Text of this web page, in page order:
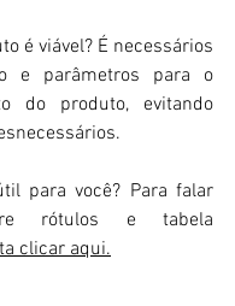
é viável? É necessários
e parâmetros para o
do produto, evitando
para você? Para falar
rótulos e tabela
clicar aqui.